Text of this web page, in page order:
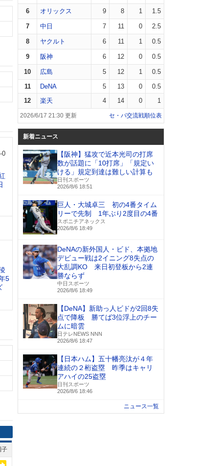
0
5
子
6 オリックス 9 8 1 1.5
7 中日 7 11 0 2.5
8 ヤクルト 6 11 1 0.5
9 阪神 6 12 0 0.5
10 広島 5 12 1
0.5
11
DeNA 5 13 0
0.5
12
楽天 4 14 0 1
2026/6/17 21:30 更新 セ・パ交流戦順位表
新着ニュース
【阪神】猛攻で近本光司の打席
数が話題に「10打席」「規定い
ける」規定到達は難しい計算も
日刊スポーツ
2026/8/6 18:51
巨人・大城卓三 初の4番タイム
リーで先制 1年ぶり2度目の4番
スポニチアネックス
2026/8/6 18:49
DeNAの新外国人・ビド、本拠地
デビュー戦は2イニング8失点の
大乱調KO 来日初登板から2連
勝ならず
中日スポーツ
2026/8/6 18:49
【DeNA】新助っ人ビドが2回8失
点で降板 勝てば3位浮上のチー
ムに暗雲
日テレNEWS NNN
2026/8/6 18:47
【日本ハム】五十幡亮汰が４年
連続の２桁盗塁 昨季はキャリ
アハイの25盗塁
日刊スポーツ
2026/8/6 18:46
ニュース一覧